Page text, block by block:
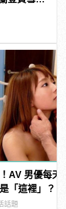
AV 男優每天
「這裡」？ |
話題